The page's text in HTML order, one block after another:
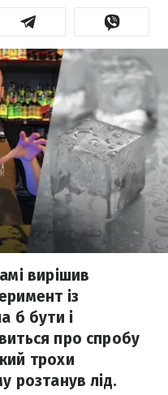
вирішив
із
б бути і
про спробу
трохи
розтанув лід.